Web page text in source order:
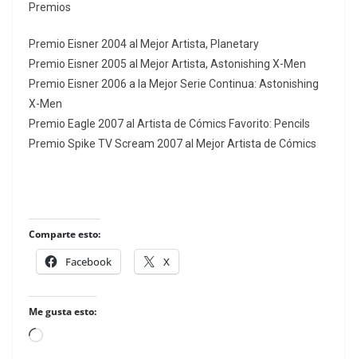
Premios
Premio Eisner 2004 al Mejor Artista, Planetary
Premio Eisner 2005 al Mejor Artista, Astonishing X-Men
Premio Eisner 2006 a la Mejor Serie Continua: Astonishing
X-Men
Premio Eagle 2007 al Artista de Cómics Favorito: Pencils
Premio Spike TV Scream 2007 al Mejor Artista de Cómics
Comparte esto:
Facebook X
Me gusta esto:
Loading…